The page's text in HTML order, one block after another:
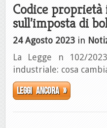
Codice
sull’imposta di
24 Agosto 2023 in
La Legge n 102/
industriale: cosa
Leggi ancora »